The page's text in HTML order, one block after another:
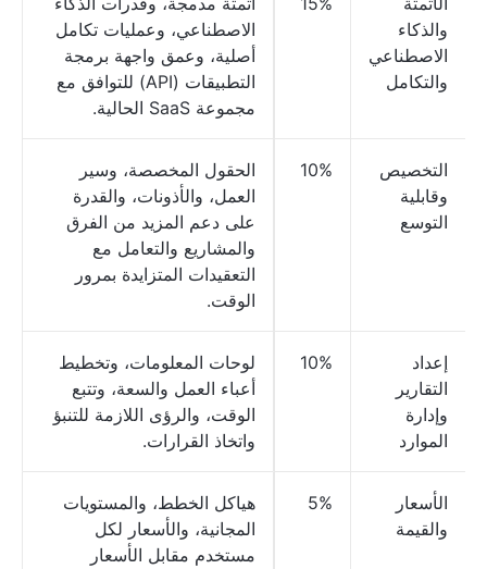
والذكاء
الاصطناعي
والتكامل
الاصطناعي، وعمليات تكامل
أصلية، وعمق واجهة برمجة
التطبيقات (API) للتوافق مع
مجموعة SaaS الحالية.
التخصيص
وقابلية
التوسع
10%
الحقول المخصصة، وسير
العمل، والأذونات، والقدرة
على دعم المزيد من الفرق
والمشاريع والتعامل مع
التعقيدات المتزايدة بمرور
الوقت.
إعداد
التقارير
وإدارة
الموارد
10%
لوحات المعلومات، وتخطيط
أعباء العمل والسعة، وتتبع
الوقت، والرؤى اللازمة للتنبؤ
واتخاذ القرارات.
الأسعار
والقيمة
5%
هياكل الخطط، والمستويات
المجانية، والأسعار لكل
مستخدم مقابل الأسعار